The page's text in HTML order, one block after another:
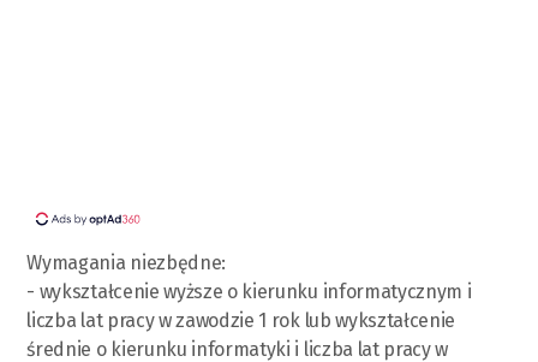
Wymagania niezbędne:
- wykształcenie wyższe o kierunku informatycznym i
liczba lat pracy w zawodzie 1 rok lub wykształcenie
średnie o kierunku informatyki i liczba lat pracy w